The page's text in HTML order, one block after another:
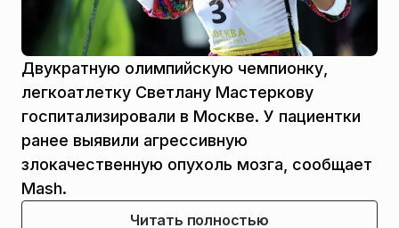
Двукратную олимпийскую чемпионку,
легкоатлетку Светлану Мастеркову
госпитализировали в Москве. У пациентки
ранее выявили агрессивную
злокачественную опухоль мозга, сообщает
Mash.
Читать полностью